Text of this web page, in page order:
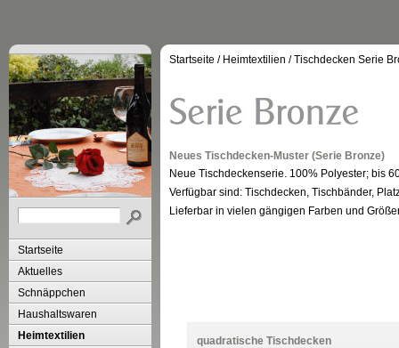
Startseite
Aktuelles
Schnäppchen
Haushaltswaren
Heimtextilien
Startseite / Heimtextilien /Tischdecken Serie
Neues Tischdecken-Muster (Serie Bronze)
Neue Tischdeckenserie. 100% Polyester; bis
Verfügbar sind: Tischdecken, Tischbänder,
Lieferbar in vielen gängigen Farben und
quadratische Tischdecken